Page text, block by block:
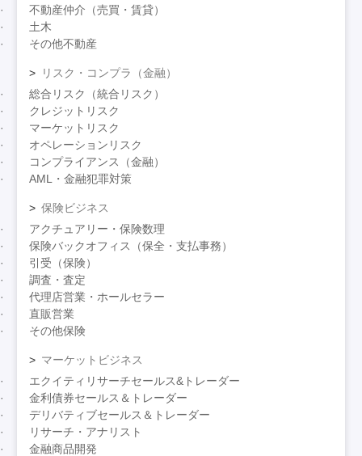
不動産仲介（売買・賃貸）
土木
その他不動産
リスク・コンプラ（金融）
総合リスク（統合リスク）
クレジットリスク
マーケットリスク
オペレーションリスク
コンプライアンス（金融）
AML・金融犯罪対策
保険ビジネス
アクチュアリー・保険数理
保険バックオフィス（保全・支払事務）
引受（保険）
調査・査定
代理店営業・ホールセラー
直販営業
その他保険
マーケットビジネス
エクイティリサーチセールス&トレーダー
金利債券セールス＆トレーダー
デリバティブセールス＆トレーダー
リサーチ・アナリスト
金融商品開発